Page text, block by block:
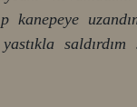
kanepeye